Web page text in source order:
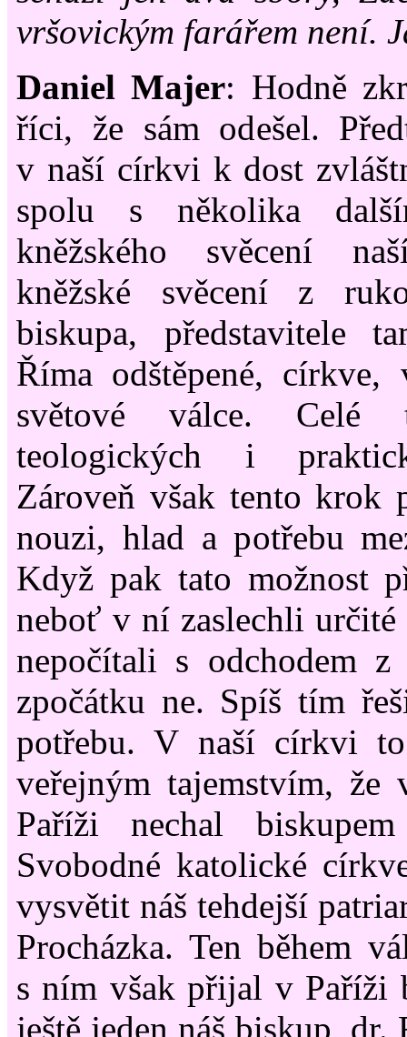
vršovickým farářem není.
Daniel Majer: Hodně
říci, že sám odešel.
v naší církvi k dost
spolu s několika
kněžského svěcení
kněžské svěcení z
biskupa, představitele
Říma odštěpené,
světové válce.
teologických i
Zároveň však tento krok
nouzi, hlad a potřebu
Když pak tato možnost
neboť v ní zaslechli určité
nepočítali s odchodem
zpočátku ne. Spíš tím
potřebu. V naší církvi
veřejným tajemstvím,
Paříži nechal
Svobodné katolické
vysvětit náš tehdejší
Procházka. Ten během
s ním však přijal v Paříži
ještě jeden náš biskup, dr.